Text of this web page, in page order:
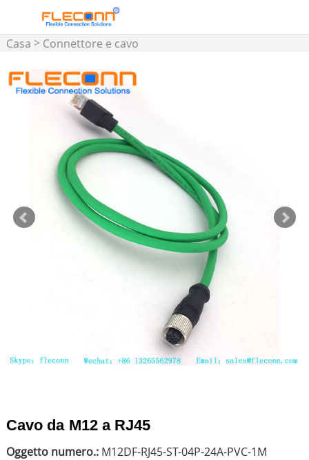
Casa > Connettore e cavo
>Cavo M12>Cavo
connettore M12 con codifica
Cavo da M12 a RJ45
Oggetto numero.:M12DF-RJ45-ST-04P-24A-PVC-1M